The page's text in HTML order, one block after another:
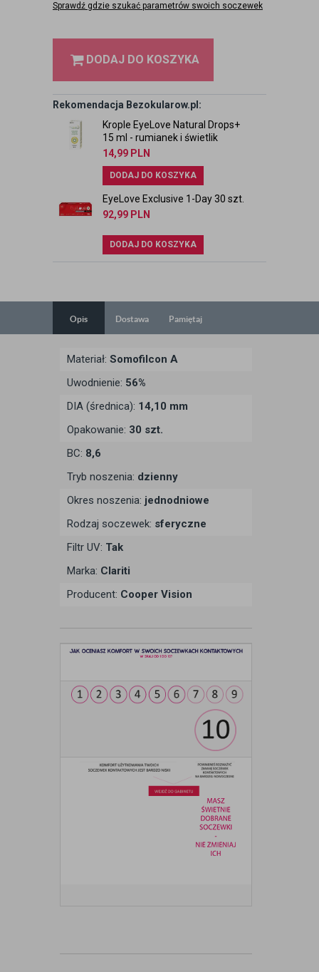
Sprawdź gdzie szukać parametrów swoich soczewek
DODAJ DO KOSZYKA
Rekomendacja Bezokularow.pl:
Krople EyeLove Natural Drops+
15 ml - rumianek i świetlik
14,99 PLN
DODAJ DO KOSZYKA
EyeLove Exclusive 1-Day 30 szt.
92,99 PLN
DODAJ DO KOSZYKA
Opis Dostawa Pamiętaj
Materiał: Somofilcon A
Uwodnienie: 56%
DIA (średnica): 14,10 mm
Opakowanie: 30 szt.
BC: 8,6
Tryb noszenia: dzienny
Okres noszenia: jednodniowe
Rodzaj soczewek: sferyczne
Filtr UV: Tak
Marka: Clariti
Producent: Cooper Vision